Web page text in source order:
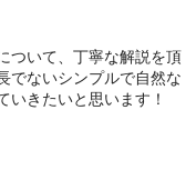
ついて、丁寧な解説を頂
でないシンプルで自然な
いきたいと思います！